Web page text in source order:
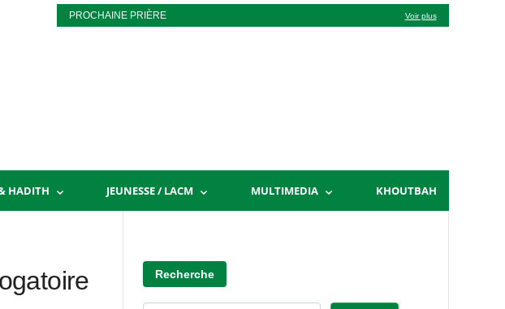
PROCHAINE PRIÈRE Voir plus
HADITH JEUNESSE / LACM MULTIMEDIA KHOUTBAH
Recherche